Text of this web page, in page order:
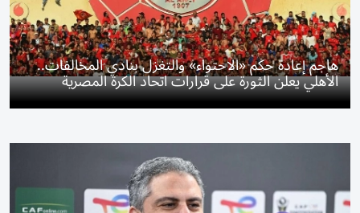
هاجم إعادة حكم «الاحتواء» والتغزل بنادي المخالفات..
الأهلي يعلن الثورة على قرارات اتحاد الكرة المصرية